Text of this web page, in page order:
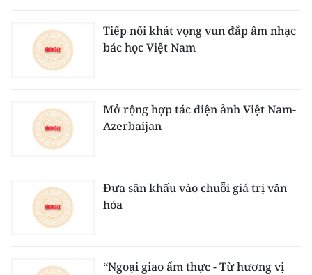
Tiếp nối khát vọng vun đắp âm nhạc
bác học Việt Nam
Mở rộng hợp tác điện ảnh Việt Nam-
Azerbaijan
Đưa sân khấu vào chuỗi giá trị văn
hóa
“Ngoại giao ẩm thực - Từ hương vị